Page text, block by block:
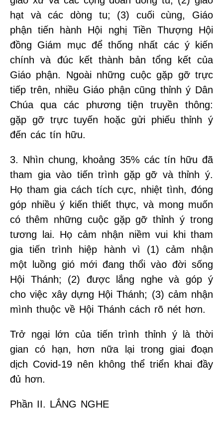
hạt và các dòng tu; (3) cuối cùng, Giáo
phận tiến hành Hội nghị Tiền Thượng Hội
đồng Giám mục để thống nhất các ý kiến
chính và đúc kết thành bản tổng kết của
Giáo phận. Ngoài những cuộc gặp gỡ trực
tiếp trên, nhiều Giáo phận cũng thỉnh ý Dân
Chúa qua các phương tiện truyền thông:
gặp gỡ trực tuyến hoặc gửi phiếu thỉnh ý
đến các tín hữu.
3. Nhìn chung, khoảng 35% các tín hữu đã
tham gia vào tiến trình gặp gỡ và thỉnh ý.
Họ tham gia cách tích cực, nhiệt tình, đóng
góp nhiều ý kiến thiết thực, và mong muốn
có thêm những cuộc gặp gỡ thỉnh ý trong
tương lai. Họ cảm nhận niềm vui khi tham
gia tiến trình hiệp hành vì (1) cảm nhận
một luồng gió mới đang thổi vào đời sống
Hội Thánh; (2) được lắng nghe và góp ý
cho việc xây dựng Hội Thánh; (3) cảm nhận
mình thuộc về Hội Thánh cách rõ nét hơn.
Trở ngại lớn của tiến trình thỉnh ý là thời
gian có hạn, hơn nữa lại trong giai đoạn
dịch Covid-19 nên không thể triển khai đầy
đủ hơn.
Phần II. LẮNG NGHE